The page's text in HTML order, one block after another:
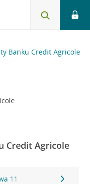
Banku Credit Agricole
Credit Agricole
11